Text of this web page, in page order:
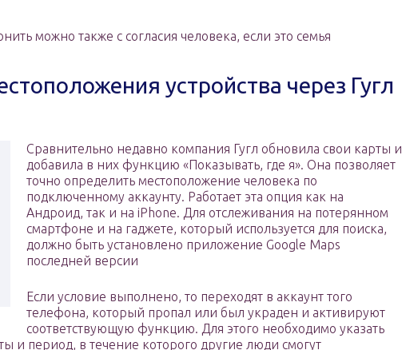
можно также с согласия человека, если это семья
устройства через Гугл
Сравнительно недавно компания Гугл обновила свои карты и
добавила в них функцию «Показывать, где я». Она позволяет
точно определить местоположение человека по
подключенному аккаунту. Работает эта опция как на
Андроид, так и на iPhone. Для отслеживания на потерянном
смартфоне и на гаджете, который используется для поиска,
должно быть установлено приложение Google Maps
последней версии
Если условие выполнено, то переходят в аккаунт того
телефона, который пропал или был украден и активируют
соответствующую функцию. Для этого необходимо указать
и период, в течение которого другие люди смогут